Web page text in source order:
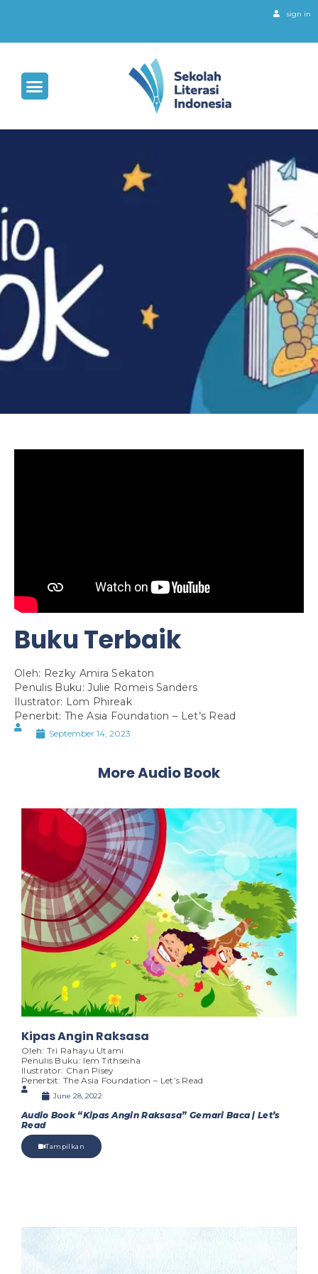
sign in
Buku Terbaik
Oleh: Rezky Amira Sekaton
Penulis Buku: Julie Romeis Sanders
Ilustrator: Lom Phireak
Penerbit: The Asia Foundation – Let’s Read
September 14, 2023
More Audio Book
Kipas Angin Raksasa
Oleh: Tri Rahayu Utami
Penulis Buku: Iem Tithseiha
Ilustrator: Chan Pisey
Penerbit: The Asia Foundation – Let’s Read
June 28, 2022
Audio Book “Kipas Angin Raksasa” Gemari Baca | Let’s
Read
Tampilkan